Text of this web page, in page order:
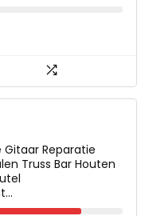
Gitaar Reparatie
Truss Bar Houten